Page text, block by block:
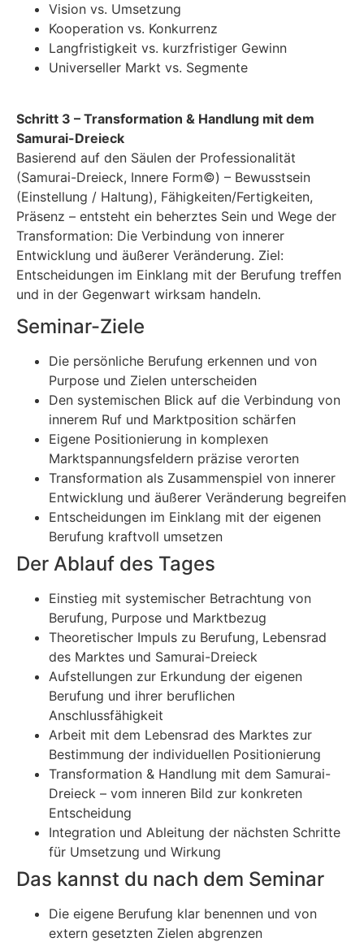
Vision vs. Umsetzung
Kooperation vs. Konkurrenz
Langfristigkeit vs. kurzfristiger Gewinn
Universeller Markt vs. Segmente
Schritt 3 – Transformation & Handlung mit dem
Samurai-Dreieck
Basierend auf den Säulen der Professionalität
(Samurai-Dreieck, Innere Form©) – Bewusstsein
(Einstellung / Haltung), Fähigkeiten/Fertigkeiten,
Präsenz – entsteht ein beherztes Sein und Wege der
Transformation: Die Verbindung von innerer
Entwicklung und äußerer Veränderung. Ziel:
Entscheidungen im Einklang mit der Berufung treffen
und in der Gegenwart wirksam handeln.
Seminar-Ziele
Die persönliche Berufung erkennen und von
Purpose und Zielen unterscheiden
Den systemischen Blick auf die Verbindung von
innerem Ruf und Marktposition schärfen
Eigene Positionierung in komplexen
Marktspannungsfeldern präzise verorten
Transformation als Zusammenspiel von innerer
Entwicklung und äußerer Veränderung begreifen
Entscheidungen im Einklang mit der eigenen
Berufung kraftvoll umsetzen
Der Ablauf des Tages
Einstieg mit systemischer Betrachtung von
Berufung, Purpose und Marktbezug
Theoretischer Impuls zu Berufung, Lebensrad
des Marktes und Samurai-Dreieck
Aufstellungen zur Erkundung der eigenen
Berufung und ihrer beruflichen
Anschlussfähigkeit
Arbeit mit dem Lebensrad des Marktes zur
Bestimmung der individuellen Positionierung
Transformation & Handlung mit dem Samurai-
Dreieck – vom inneren Bild zur konkreten
Entscheidung
Integration und Ableitung der nächsten Schritte
für Umsetzung und Wirkung
Das kannst du nach dem Seminar
Die eigene Berufung klar benennen und von
extern gesetzten Zielen abgrenzen